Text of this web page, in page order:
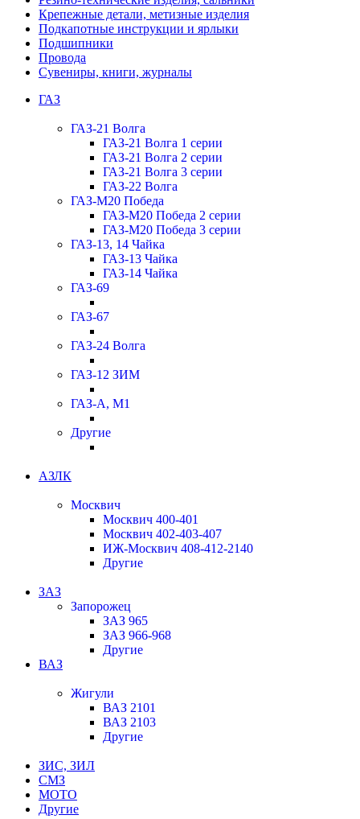
Крепежные детали, метизные изделия
Подкапотные инструкции и ярлыки
Подшипники
Провода
Сувениры, книги, журналы
ГАЗ
ГАЗ-21 Волга
ГАЗ-21 Волга 1 серии
ГАЗ-21 Волга 2 серии
ГАЗ-21 Волга 3 серии
ГАЗ-22 Волга
ГАЗ-М20 Победа
ГАЗ-М20 Победа 2 серии
ГАЗ-М20 Победа 3 серии
ГАЗ-13, 14 Чайка
ГАЗ-13 Чайка
ГАЗ-14 Чайка
ГАЗ-69
ГАЗ-67
ГАЗ-24 Волга
ГАЗ-12 ЗИМ
ГАЗ-А, М1
Другие
АЗЛК
Москвич
Москвич 400-401
Москвич 402-403-407
ИЖ-Москвич 408-412-2140
Другие
ЗАЗ
Запорожец
ЗАЗ 965
ЗАЗ 966-968
Другие
ВАЗ
Жигули
ВАЗ 2101
ВАЗ 2103
Другие
ЗИС, ЗИЛ
СМЗ
МОТО
Другие